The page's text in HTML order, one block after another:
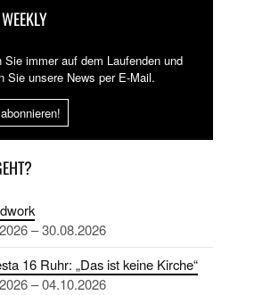
Sie immer auf dem Laufenden und
Sie unsere News per E-Mail.
– 30.08.2026
16 Ruhr: „Das ist keine Kirche“
– 04.10.2026